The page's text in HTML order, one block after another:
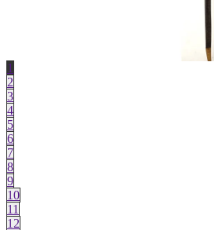
1
2
3
4
5
6
7
8
9
10
11
12